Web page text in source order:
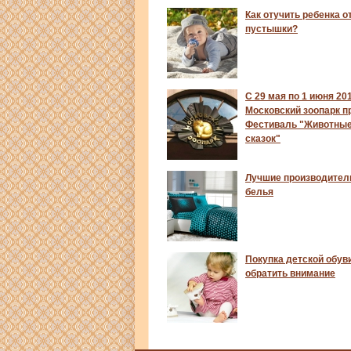
Как отучить ребенка
пустышки?
С 29 мая по 1 июня
Московский зоопарк
Фестиваль
сказок"
Лучшие
белья
Покупка детской
обратить внимание